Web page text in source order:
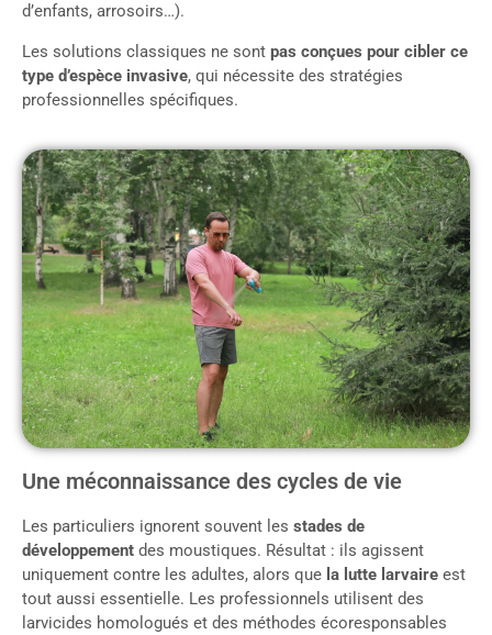
d’enfants, arrosoirs…).
Les solutions classiques ne sont pas conçues pour cibler ce
type d’espèce invasive, qui nécessite des stratégies
professionnelles spécifiques.
Une méconnaissance des cycles de vie
Les particuliers ignorent souvent les stades de
développement des moustiques. Résultat : ils agissent
uniquement contre les adultes, alors que la lutte larvaire est
tout aussi essentielle. Les professionnels utilisent des
larvicides homologués et des méthodes écoresponsables